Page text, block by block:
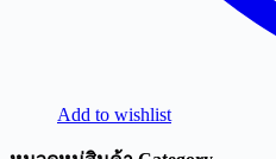
Add to wishlist